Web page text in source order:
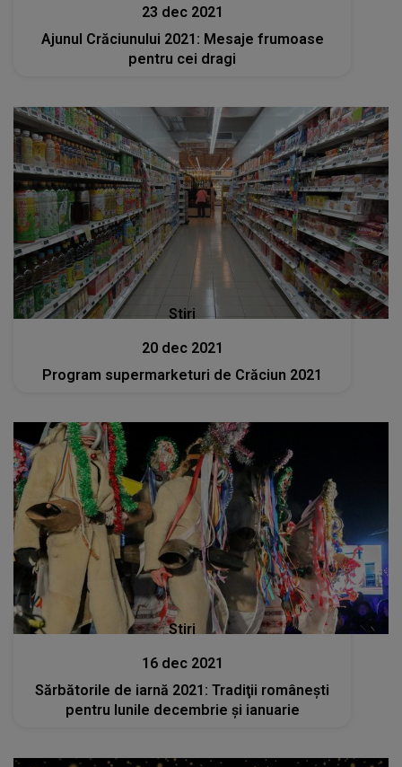
23 dec 2021
Ajunul Crăciunului 2021: Mesaje frumoase
pentru cei dragi
Stiri
20 dec 2021
Program supermarketuri de Crăciun 2021
Stiri
16 dec 2021
Sărbătorile de iarnă 2021: Tradiţii româneşti
pentru lunile decembrie şi ianuarie